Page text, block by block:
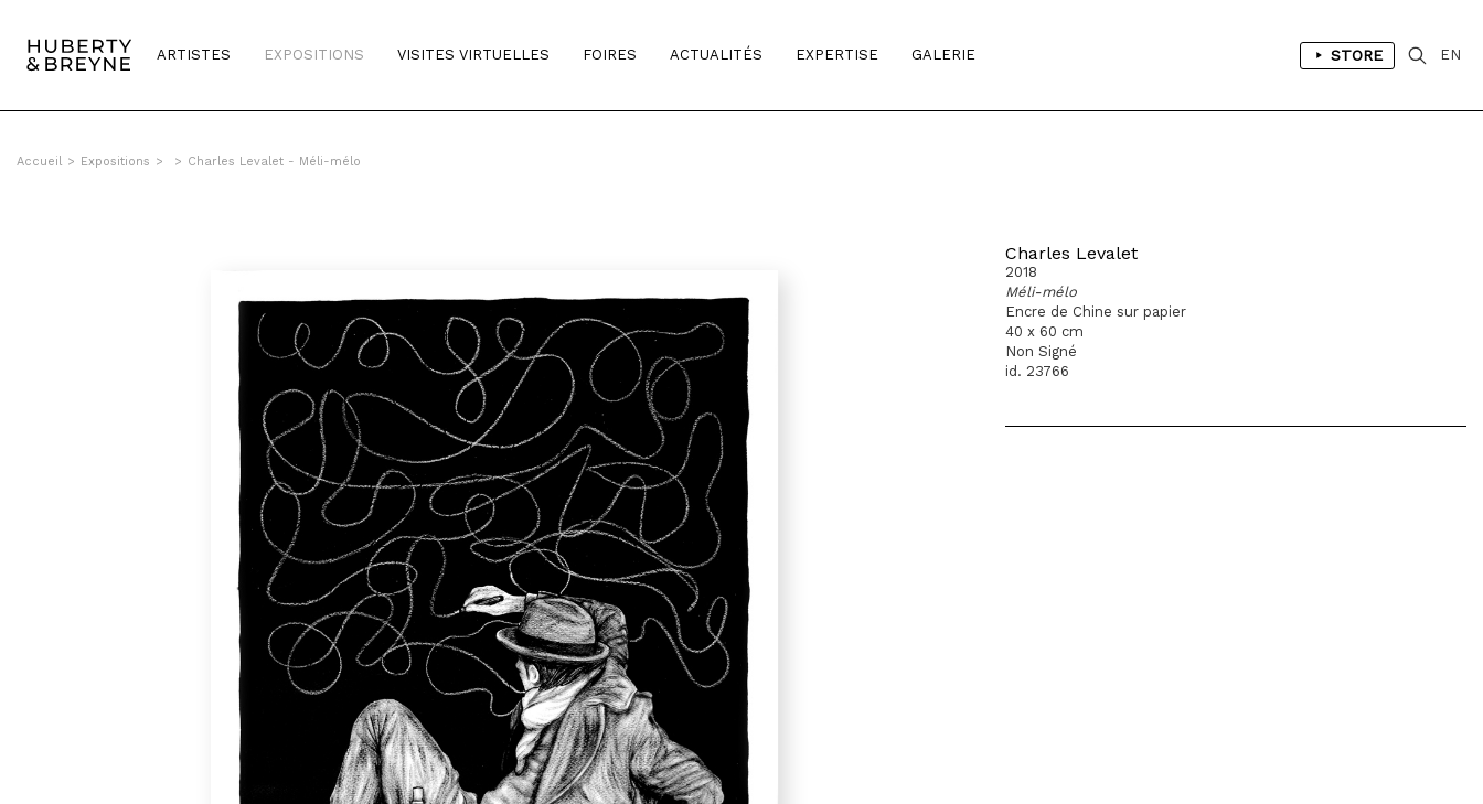
ARTISTES EXPOSITIONS VISITES VIRTUELLES FOIRES ACTUALITÉS EXPERTISE GALERIE STORE EN
Accueil > Expositions > > Charles Levalet - Méli-mélo
Charles Levalet
2018
Méli-mélo
Encre de Chine sur papier
40 x 60 cm
Non Signé
id. 23766